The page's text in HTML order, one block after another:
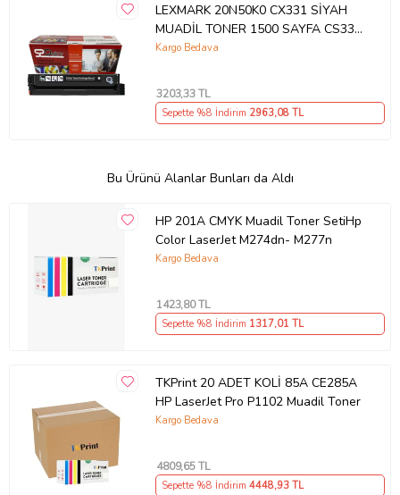
LEXMARK 20N50K0 CX331 SİYAH
MUADİL TONER 1500 SAYFA CS331
CS431 CX431
Kargo Bedava
3203,33 TL
Sepette %8 İndirim 2963,08 TL
Bu Ürünü Alanlar Bunları da Aldı
HP 201A CMYK Muadil Toner SetiHp
Color LaserJet M274dn- M277n
Kargo Bedava
1423,80 TL
Sepette %8 İndirim 1317,01 TL
TKPrint 20 ADET KOLİ 85A CE285A
HP LaserJet Pro P1102 Muadil Toner
Kargo Bedava
4809,65 TL
Sepette %8 İndirim 4448,93 TL